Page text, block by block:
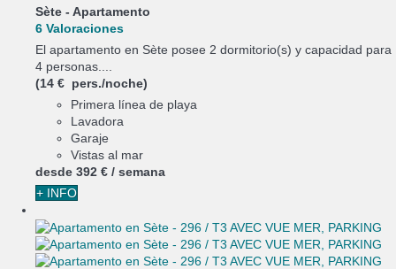
Sète - Apartamento
6 Valoraciones
El apartamento en Sète posee 2 dormitorio(s) y capacidad para
4 personas....
(14 € pers./noche)
Primera línea de playa
Lavadora
Garaje
Vistas al mar
desde 392 € / semana
+ INFO